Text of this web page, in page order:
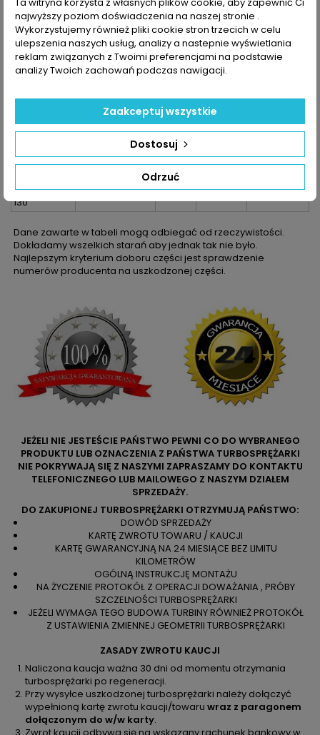
508 II 1.5
BlueHDi 130
508 SW II 1.5
BlueHDi 130
2008 II 1.5
BlueHDi 130
BlueHDi 130
1.5 BlueHDi
BlueHDi 130
1.5 BlueHDi
130
Dane zawarte w tabeli mogą odbiegać od rzeczywistości.
Dokładamy wszelkich starań aby jednak tak nie było.
Najlepszym kryterium doboru części jest sprawdzenie
numerów producenta na uszkodzonej części.
JEŻELI NIE JESTEŚCIE PAŃSTWO PEWNI CO DO WYBRANEGO
PRODUKTU LUB OZNACZENIA Z PAŃSTWA TURBOSPRĘŻARKI
NIE POKRYWAJĄ SIĘ Z NASZYMI ZAPRASZAMY DO KONTAKTU
TELEFONICZNEGO LUB MAILOWEGO Z NASZYM DZIAŁEM
SPRZEDAŻY.
DO ZAKUPIONEJ TURBOSPRĘŻARKI OTRZYMUJĄ PAŃSTWO:
DOWÓD SPRZEDAŻY
KARTĘ ZWROTU TOWARU / KAUCJI
KARTĘ GWARANCYJNĄ NA 24 MIESIĄCE BEZ LIMITU
KILOMETRÓW
OGÓLNĄ INSTRUKCJĘ MONTAŻU
NA ŻYCZENIE PROTOKÓŁ Z OPERACJI DOWAŻANIA , PRÓBY
SZCZELNOŚCI TURBOSPRĘŻARKI
JEŻELI WYMAGA TEGO BUDOWA TURBINY RÓWNIEŻ PROTOKÓŁ
Z USTAWIENIA ZMIENNEJ GEOMETRII TURBOSPRĘŻARKI
ZASADY ZWROTU KAUCJI
Naliczona kaucja ważna 30 dni od momentu otrzymania
turbosprężarki po regeneracji.
Przy wysyłce uszkodzonej turbosprężarki należy dołączyć
wypełnioną kartę zwrotu kaucji/towaru wraz z paragonem
dołączonym do w/w karty.
najwyższy poziom doświadczenia na naszej stronie .
Wykorzystujemy również pliki cookie stron trzecich w celu
ulepszenia naszych usług, analizy a nastepnie wyświetlania
reklam związanych z Twoimi preferencjami na podstawie
analizy Twoich zachowań podczas nawigacji.
Odrzuć
Dostosuj
Zaakceptuj wszystkie